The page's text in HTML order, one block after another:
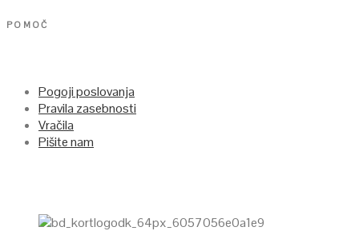
POMOČ
Pogoji poslovanja
Pravila zasebnosti
Vračila
Pišite nam